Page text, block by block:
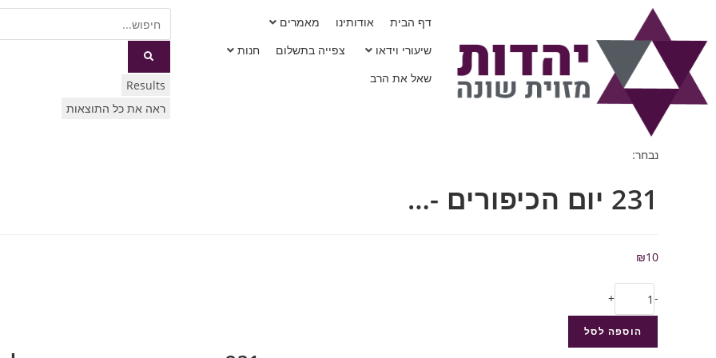
דף הבית אודותינו
מאמרים
שיעורי וידאו
צפייה בתשלום
חנות
שאל את הרב
Results
ראה את כל התוצאות
נבחר:
231 יום הכיפורים -…
₪10
-
+
הוספה לסל